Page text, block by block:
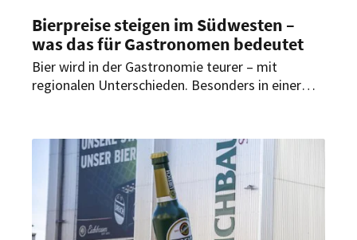
Bierpreise steigen im Südwesten –
was das für Gastronomen bedeutet
Bier wird in der Gastronomie teurer – mit
regionalen Unterschieden. Besonders in einer
Preise, Kalkulation und Gästeverhalten bedeutet.